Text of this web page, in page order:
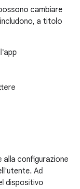
cambiare
a titolo
configurazione
Ad
dispositivo